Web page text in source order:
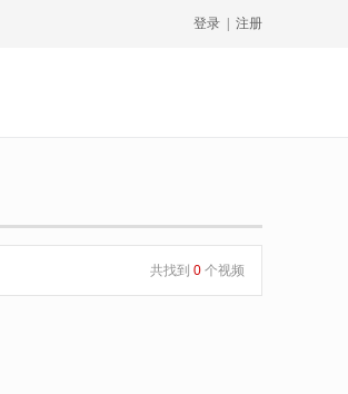
登录 注册
共找到 0 个视频